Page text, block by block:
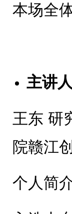
本场全
主讲
王东 研
院赣江
个人简